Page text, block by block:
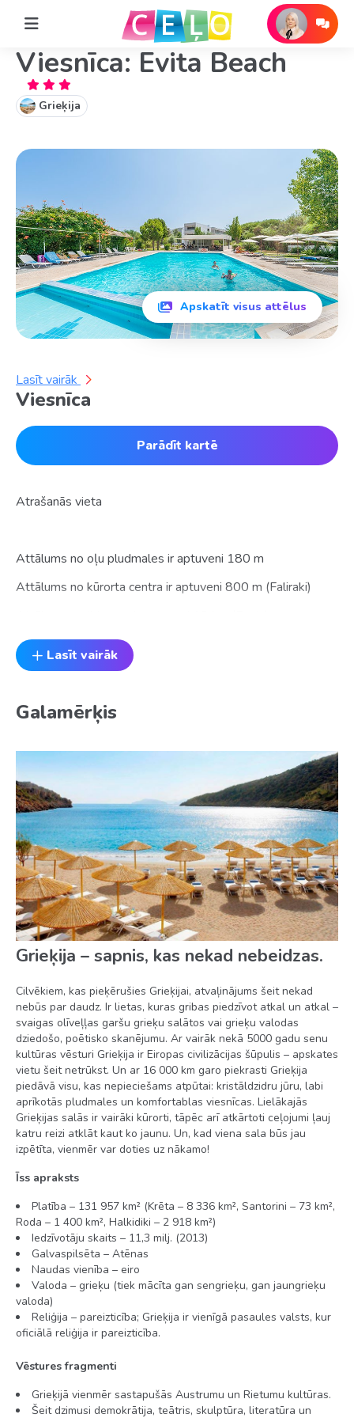
Viesnīca: Evita Beach
Grieķija
Apskatīt visus attēlus
Lasīt vairāk
Viesnīca
Parādīt kartē
Atrašanās vieta
Attālums no oļu pludmales ir aptuveni 180 m
Attālums no kūrorta centra ir aptuveni 800 m (Faliraki)
Viesnīca atrodas klusā rajonā
Viesnīca
Renovēta 2016. gadā
Numuru skaits – 75
Restorāns
Bāri – 2
Internets (par maksu)
Wi-Fi (dažās viesnīcas zonās)
Valūtas maiņa
Veļas mazgātava (par maksu)
Ķīmiskā tīrīšana (par maksu)
Bagāžas glabātuve
Autostāvvieta
Auto noma (par maksu)
Seifa noma reģistratūrā (par maksu)
Āra baseins
Sauļošanās krēsli pie baseina
Sauļošanās krēsli pludmalē (par maksu)
Saulessargi pie baseina
Saulessargi pludmalē (par maksu)
Pludmales dvieļi pie baseina - par depozītu
Viesnīcai nav oficiālas kategorijas
Standarta
Lasīt vairāk
Galamērķis
Grieķija – sapnis, kas nekad nebeidzas.
Cilvēkiem, kas pieķērušies Grieķijai, atvaļinājums šeit nekad
nebūs par daudz. Ir lietas, kuras gribas piedzīvot atkal un atkal –
svaigas olīveļļas garšu grieķu salātos vai grieķu valodas
dziedošo, poētisko skanējumu. Ar vairāk nekā 5000 gadu senu
kultūras vēsturi Grieķija ir Eiropas civilizācijas šūpulis – apskates
vietu šeit netrūkst. Un ar 16 000 km garo piekrasti Grieķija
piedāvā visu, kas nepieciešams atpūtai: kristāldzidru jūru, labi
aprīkotās pludmales un komfortablas viesnīcas. Lielākajās
Grieķijas salās ir vairāki kūrorti, tāpēc arī atkārtoti ceļojumi ļauj
katru reizi atklāt kaut ko jaunu. Un, kad viena sala būs jau
izpētīta, vienmēr var doties uz nākamo!
Īss apraksts
Platība – 131 957 km² (Krēta – 8 336 km², Santorini – 73 km²,
Roda – 1 400 km², Halkidiki – 2 918 km²)
Iedzīvotāju skaits – 11,3 milj. (2013)
Galvaspilsēta – Atēnas
Naudas vienība – eiro
Valoda – grieķu (tiek mācīta gan sengrieķu, gan jaungrieķu
valoda)
Reliģija – pareizticība; Grieķija ir vienīgā pasaules valsts, kur
oficiālā reliģija ir pareizticība.
Vēstures fragmenti
Grieķijā vienmēr sastapušās Austrumu un Rietumu kultūras.
Šeit dzimusi demokrātija, teātris, skulptūra, literatūra un